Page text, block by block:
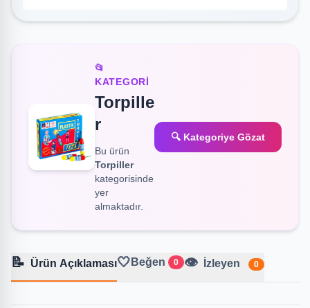
📂
KATEGORI
Torpille
r
Bu ürün
Torpiller
kategorisinde
yer
almaktadır.
🔍 Kategoriye Gözat
📝 Ürün Açıklaması🤍 Beğen 0 👁️ İzleyen 0